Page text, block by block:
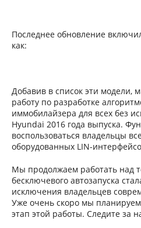
Последнее обновление
как:
Добавив в список эти
работу по разработке
иммобилайзера для всех без
Hyundai 2016 года выпуска.
воспользоваться владельцы
оборудованных LIN-
Мы продолжаем работать над
бесключевого автозапуска
исключения владельцев
Уже очень скоро мы
этап этой работы. Следите за